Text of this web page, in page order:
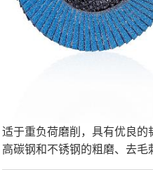
适于重负荷磨削，具有优良的
高碳钢和不锈钢的粗磨、去毛